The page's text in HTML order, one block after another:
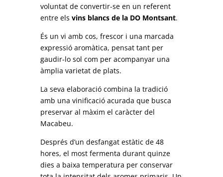
voluntat de convertir-se en un referent
entre els vins blancs de la DO Montsant.
És un vi amb cos, frescor i una marcada
expressió aromàtica, pensat tant per
gaudir-lo sol com per acompanyar una
àmplia varietat de plats.
La seva elaboració combina la tradició
amb una vinificació acurada que busca
preservar al màxim el caràcter del
Macabeu.
Després d’un desfangat estàtic de 48
hores, el most fermenta durant quinze
dies a baixa temperatura per conservar